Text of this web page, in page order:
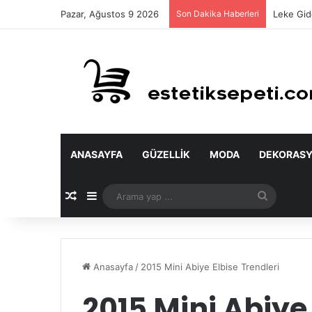
Pazar, Ağustos 9 2026 Son Dakika Haberleri Leke
ANASAYFA GÜZELLIK MODA
Rastgele Makale
Kenar Bölmesi
yap
Anasayfa / 2015 Mini Abiye Elbise Trendleri